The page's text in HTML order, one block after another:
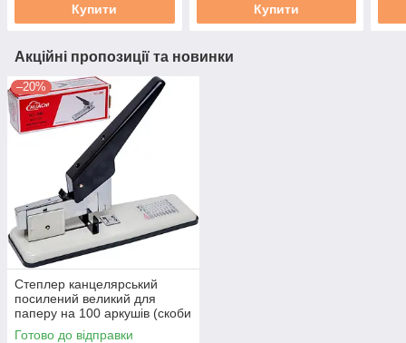
Купити Купити
Акційні пропозиції та новинки
–20%
Степлер канцелярський
посилений великий для
паперу на 100 аркушів (скоби
23/6-23-24)
Готово до відправки